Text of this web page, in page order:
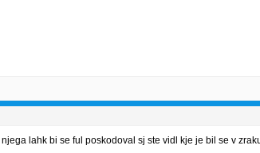
lahk bi se ful poskodoval sj ste vidl kje je bil se v